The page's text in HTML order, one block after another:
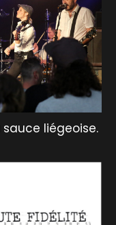
sauce liégeoise.